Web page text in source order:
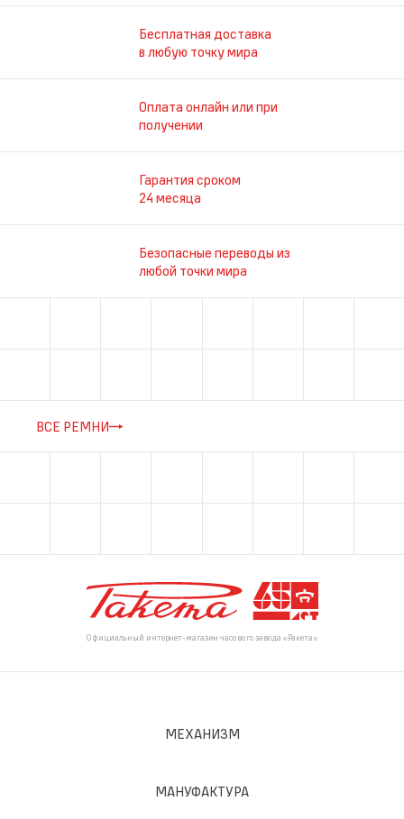
Бесплатная доставка
в любую точку мира
Оплата онлайн или при
получении
Гарантия сроком
24 месяца
Безопасные переводы из
любой точки мира
ВСЕ РЕМНИ
Официальный интернет-магазин часового завода «Ракета»
МЕХАНИЗМ
МАНУФАКТУРА